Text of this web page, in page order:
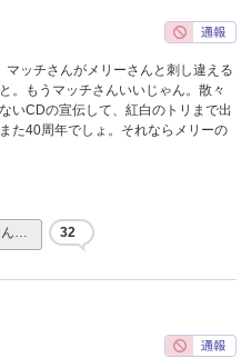
ッチさんがメリーさんと刺し違える
。もうマッチさんいいじゃん。散々
いCDの宣伝して、紅白のトリまで出
た40周年でしょ。それならメリーの
… 32